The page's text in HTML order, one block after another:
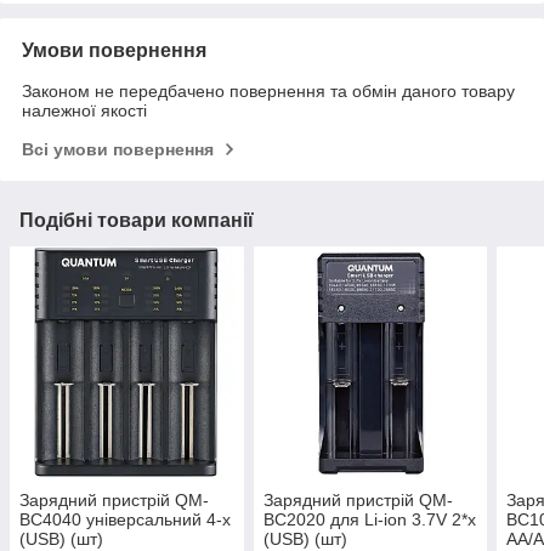
Умови повернення
Законом не передбачено повернення та обмін даного товару
належної якості
Всі умови повернення
Подібні товари компанії
Зарядний пристрій QM-
BC4040 універсальний 4-x
(USB) (шт)
Зарядний пристрій QM-
BC2020 для Li-ion 3.7V 2*x
(USB) (шт)
AA/